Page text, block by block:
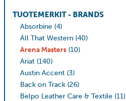
TUOTEMERKIT - BRANDS
Absorbine (4)
All That Western (40)
Arena Masters (10)
Ariat (140)
Austin Accent (3)
Back on Track (26)
Belpo Leather Care & Textile (11)